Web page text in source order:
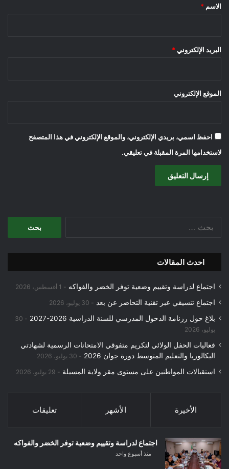
*
الاسم *
البريد الإلكتروني *
الموقع الإلكتروني
احفظ اسمي، بريدي الإلكتروني، والموقع الإلكتروني في هذا المتصفح
لاستخدامها المرة المقبلة في تعليقي.
احدث المقالات
اجتماع لدراسة وتقييم وضعية توفر الخضر والفواكه 1 أغسطس، 2026
اجتماع تنسيقي عبر تقنية التحاضر عن بعد 30 يوليو، 2026
بلاغ حول رزنامة الدخول المدرسي للسنة الدراسية 2026-2027
30
يوليو، 2026
فعاليات الحفل الولائي لتكريم متفوقي الامتحانات الرسمية لشهادتي
البكالوريا والتعليم المتوسط دورة جوان 2026
30 يوليو، 2026
استقبالات المواطنين على مستوى مقر ولاية المسيلة 29 يوليو، 2026
الأخيرة الأشهر تعليقات
اجتماع لدراسة وتقييم وضعية توفر الخضر والفواكه
منذ أسبوع واحد